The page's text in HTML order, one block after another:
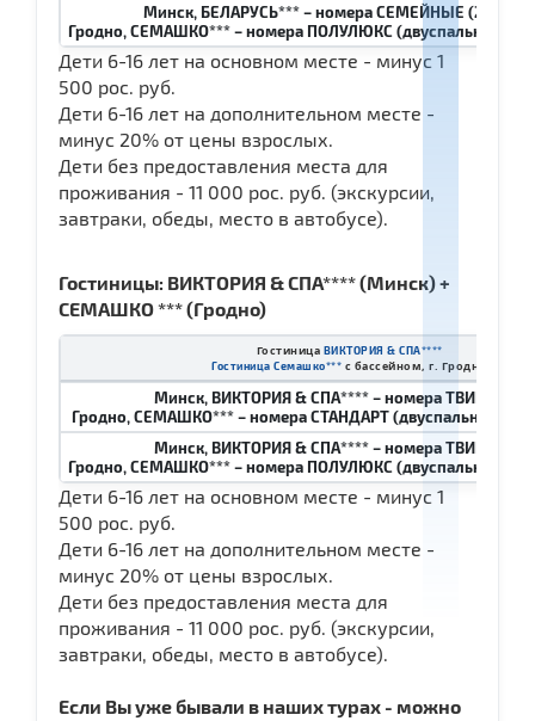
Минск, БЕЛАРУСЬ*** – номера СЕМЕЙНЫЕ (2
Гродно, СЕМАШКО*** – номера ПОЛУЛЮКС (двуспальная
Дети 6-16 лет на основном месте - минус 1
500 рос. руб.
Дети 6-16 лет на дополнительном месте -
минус 20% от цены взрослых.
Дети без предоставления места для
проживания - 11 000 рос. руб. (экскурсии,
завтраки, обеды, место в автобусе).
Гостиницы: ВИКТОРИЯ & СПА**** (Минск) +
СЕМАШКО *** (Гродно)
Гостиница ВИКТОРИЯ & СПА****
Гостиница Семашко*** с бассейном, г. Гродно
Минск, ВИКТОРИЯ & СПА**** – номера ТВИН и
Гродно, СЕМАШКО*** – номера СТАНДАРТ (двуспальная
Минск, ВИКТОРИЯ & СПА**** – номера ТВИН и
Гродно, СЕМАШКО*** – номера ПОЛУЛЮКС (двуспальная
Дети 6-16 лет на основном месте - минус 1
500 рос. руб.
Дети 6-16 лет на дополнительном месте -
минус 20% от цены взрослых.
Дети без предоставления места для
проживания - 11 000 рос. руб. (экскурсии,
завтраки, обеды, место в автобусе).
Если Вы уже бывали в наших турах - можно